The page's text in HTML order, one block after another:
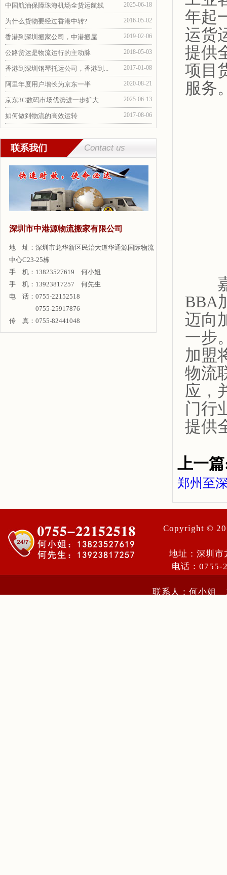
2025-06-18
中国航油保障珠海机场全货运航线
2016-05-02
为什么货物要经过香港中转?
2019-02-06
香港到深圳搬家公司，中港搬屋
2018-05-03
公路货运是物流运行的主动脉
2017-01-08
香港到深圳钢琴托运公司，香港到...
2020-08-21
阿里年度用户增长为京东一半
2025-06-13
京东3C数码市场优势进一步扩大
2017-08-06
如何做到物流的高效运转
联系我们 Contact us
深圳市中港源物流搬家有限公司
地 址：深圳市龙华新区民治大道华通源国际物流
中心C23-25栋
手 机：13823527619 何小姐
手 机：13923817257 何先生
电 话：0755-22152518
0755-25917876
传 真：0755-82441048
年起
运货
提供
项目
服务
嘉
BBA
迈向
一步
加盟
物流
应，
门行
提供
上一
郑州至
Copyright ©
地址：深圳市
电话：
联系人：何小